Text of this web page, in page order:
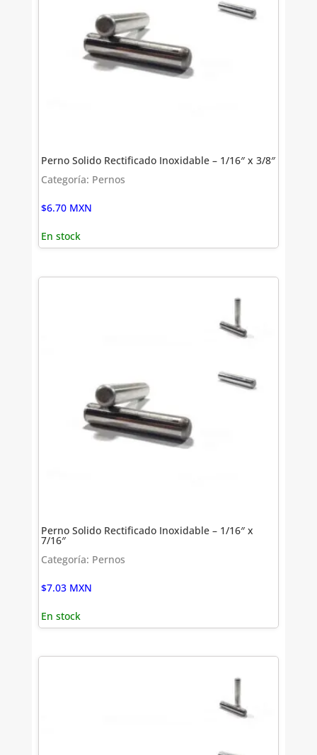
Perno Solido Rectificado Inoxidable – 1/16″ x 3/8″
Categoría: Pernos
$6.70 MXN
En stock
Perno Solido Rectificado Inoxidable – 1/16″ x
7/16″
Categoría: Pernos
$7.03 MXN
En stock